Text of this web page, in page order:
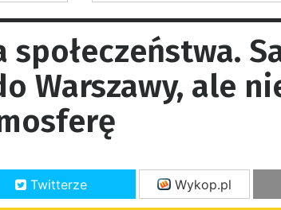
społeczeństwa.
Warszawy, ale
Twitterze Wykop.pl